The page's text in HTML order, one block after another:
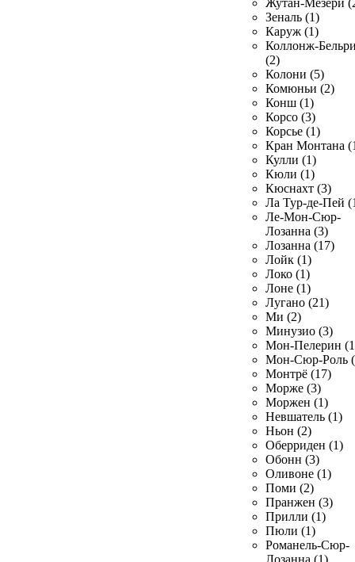
Жутан-Мезери
Зеналь (1)
Каруж (1)
Коллонж-
(2)
Колони (5)
Комюньи (2)
Конш (1)
Корсо (3)
Корсье (1)
Кран Монтана
Кулли (1)
Кюли (1)
Кюснахт (3)
Ла Тур-де-Пей
Ле-Мон-Сюр-
Лозанна (3)
Лозанна (17)
Лойк (1)
Локо (1)
Лоне (1)
Лугано (21)
Ми (2)
Минузио (3)
Мон-Пелерин
Мон-Сюр-Роль
Монтрё (17)
Морже (3)
Моржен (1)
Невшатель (1)
Ньон (2)
Оберриден (1)
Обонн (3)
Оливоне (1)
Поми (2)
Пранжен (3)
Прилли (1)
Пюли (1)
Романель-Сюр-
Лозанна (1)